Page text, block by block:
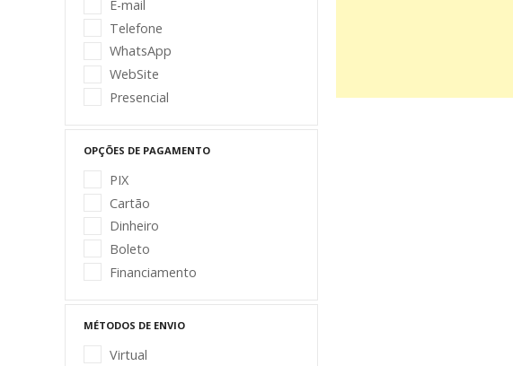
E-mail
Telefone
WhatsApp
WebSite
Presencial
OPÇÕES DE PAGAMENTO
PIX
Cartão
Dinheiro
Boleto
Financiamento
MÉTODOS DE ENVIO
Virtual